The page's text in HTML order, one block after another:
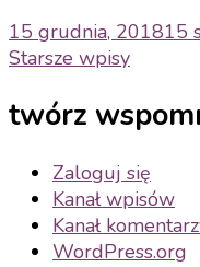
15 grudnia, 201815
Nawigacja
po
Starsze wpisy
twórz
Zaloguj się
Kanał wpisów
Kanał
WordPress.org